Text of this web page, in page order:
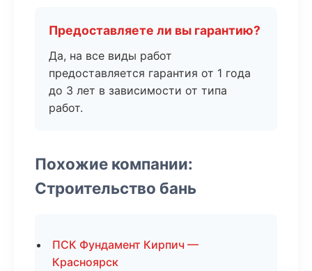
Предоставляете ли вы гарантию?
Да, на все виды работ
предоставляется гарантия от 1 года
до 3 лет в зависимости от типа
работ.
Похожие компании:
Строительство бань
ПСК Фундамент Кирпич —
Красноярск